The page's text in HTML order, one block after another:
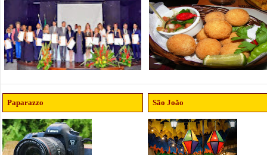
Paparazzo São João